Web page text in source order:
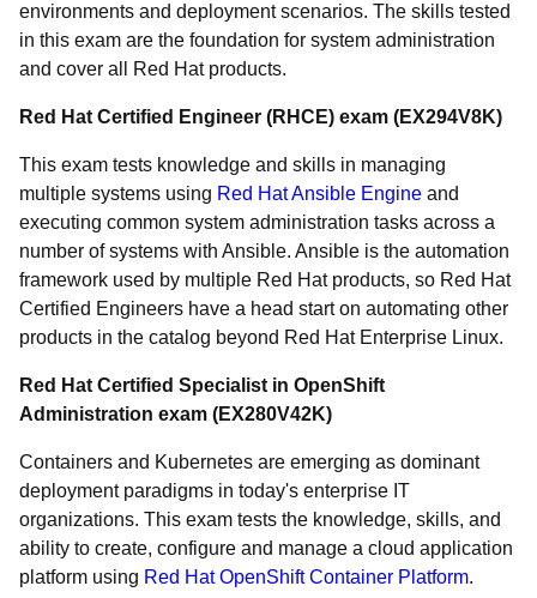
environments and deployment scenarios. The skills tested
in this exam are the foundation for system administration
and cover all Red Hat products.
Red Hat Certified Engineer (RHCE) exam (EX294V8K)
This exam tests knowledge and skills in managing
multiple systems using Red Hat Ansible Engine and
executing common system administration tasks across a
number of systems with Ansible. Ansible is the automation
framework used by multiple Red Hat products, so Red Hat
Certified Engineers have a head start on automating other
products in the catalog beyond Red Hat Enterprise Linux.
Red Hat Certified Specialist in OpenShift
Administration exam (EX280V42K)
Containers and Kubernetes are emerging as dominant
deployment paradigms in today's enterprise IT
organizations. This exam tests the knowledge, skills, and
ability to create, configure and manage a cloud application
platform using Red Hat OpenShift Container Platform.